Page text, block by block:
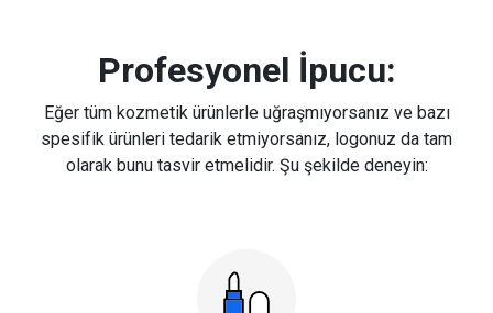
Profesyonel İpucu:
Eğer tüm kozmetik ürünlerle uğraşmıyorsanız ve bazı
spesifik ürünleri tedarik etmiyorsanız, logonuz da tam
olarak bunu tasvir etmelidir. Şu şekilde deneyin: